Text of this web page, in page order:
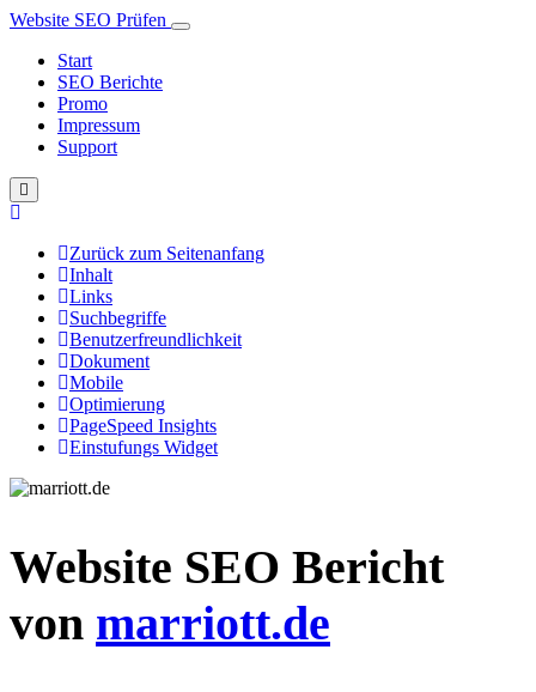
Website SEO Prüfen
Start
SEO Berichte
Promo
Impressum
Support
Zurück zum Seitenanfang
Inhalt
Links
Suchbegriffe
Benutzerfreundlichkeit
Dokument
Mobile
Optimierung
PageSpeed Insights
Einstufungs Widget
Website SEO Bericht
von marriott.de